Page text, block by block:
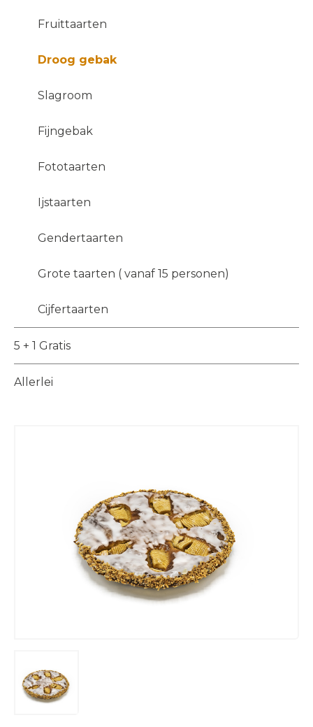
Fruittaarten
Droog gebak
Slagroom
Fijngebak
Fototaarten
Ijstaarten
Gendertaarten
Grote taarten ( vanaf 15 personen)
Cijfertaarten
5 + 1 Gratis
Allerlei